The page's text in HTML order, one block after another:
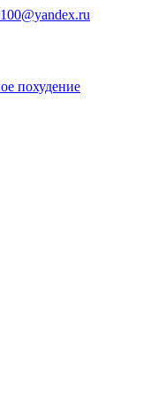
похудение